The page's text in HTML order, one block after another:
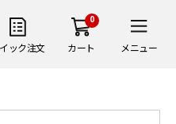
ック注文
0
カート メニュー